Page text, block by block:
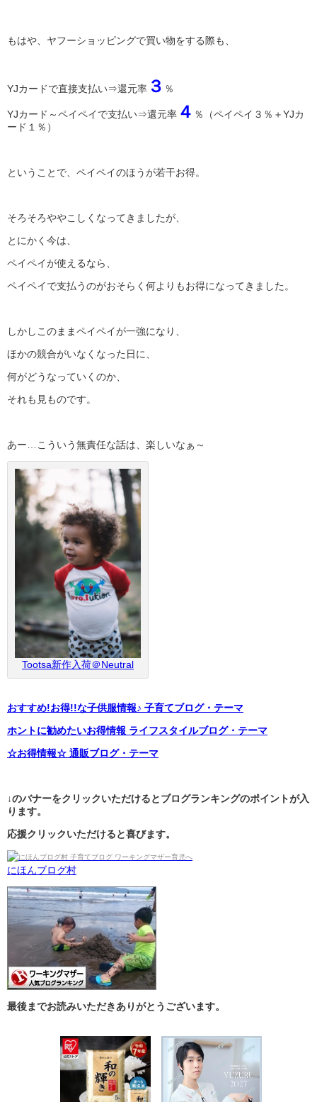
もはや、ヤフーショッピングで買い物をする際も、
YJカードで直接支払い⇒還元率 ３ ％
YJカード～ペイペイで支払い⇒還元率 ４ ％（ペイペイ３％＋YJカ
ード１％）
ということで、ペイペイのほうが若干お得。
そろそろややこしくなってきましたが、
とにかく今は、
ペイペイが使えるなら、
ペイペイで支払うのがおそらく何よりもお得になってきました。
しかしこのままペイペイが一強になり、
ほかの競合がいなくなった日に、
何がどうなっていくのか、
それも見ものです。
あー…こういう無責任な話は、楽しいなぁ～
Tootsa新作入荷＠Neutral
おすすめ!お得!!な子供服情報♪ 子育てブログ・テーマ
ホントに勧めたいお得情報 ライフスタイルブログ・テーマ
☆お得情報☆ 通販ブログ・テーマ
↓のバナーをクリックいただけるとブログランキングのポイントが入
ります。
応援クリックいただけると喜びます。
にほんブログ村
最後までお読みいただきありがとうございます。